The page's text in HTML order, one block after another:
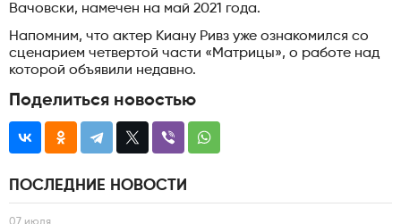
Вачовски, намечен на май 2021 года.
Напомним, что актер Киану Ривз уже ознакомился со
сценарием четвертой части «Матрицы», о работе над
которой объявили недавно.
Поделиться новостью
ПОСЛЕДНИЕ НОВОСТИ